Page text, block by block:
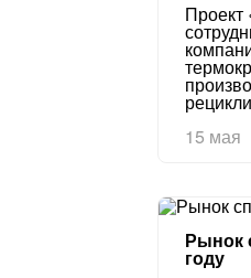
Проект
15 мая
Рынок
году